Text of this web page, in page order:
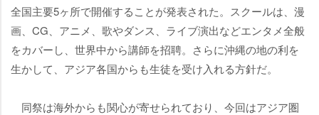
全国主要5ヶ所で開催することが発表された。スクールは、漫
画、CG、アニメ、歌やダンス、ライブ演出などエンタメ全般
をカバーし、世界中から講師を招聘。さらに沖縄の地の利を
生かして、アジア各国からも生徒を受け入れる方針だ。
同祭は海外からも関心が寄せられており、今回はアジア圏